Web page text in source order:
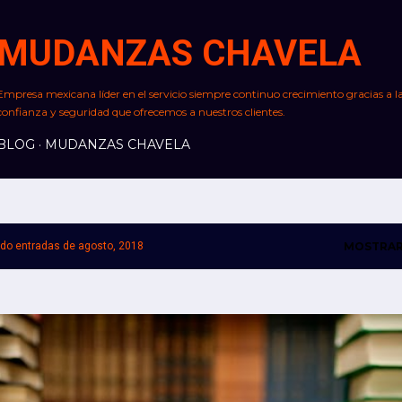
MUDANZAS CHAVELA
mexicana líder en el servicio siempre continuo crecimiento gracias a
y seguridad que ofrecemos a nuestros clientes.
MUDANZAS CHAVELA
entradas de agosto, 2018